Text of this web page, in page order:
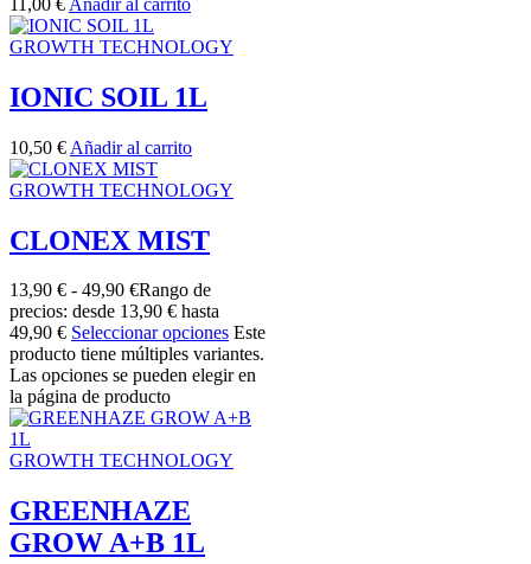
GROWTH TECHNOLOGY
IONIC SOIL 1L
10,50 € Añadir al carrito
GROWTH TECHNOLOGY
CLONEX MIST
13,90 € - 49,90 €Rango de
precios: desde 13,90 € hasta
49,90 € Seleccionar opciones Este
producto tiene múltiples variantes.
Las opciones se pueden elegir en
la página de producto
GROWTH TECHNOLOGY
GREENHAZE
GROW A+B 1L